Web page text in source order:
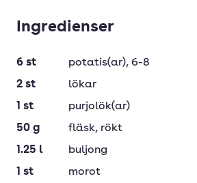
Ingredienser
6 st potatis(ar), 6-8
2 st
lökar
1 st
purjolök(ar)
50 g fläsk, rökt
1.25 l
buljong
1 st
morot